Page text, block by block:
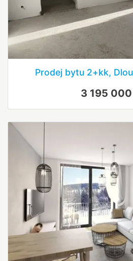
Prodej bytu 2+kk,
3 195 000